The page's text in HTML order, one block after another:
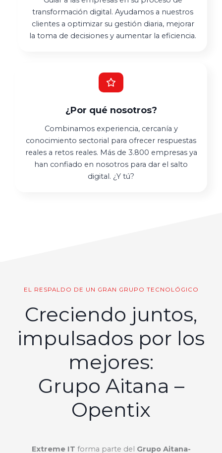
transformación digital. Ayudamos a nuestros
clientes a optimizar su gestión diaria, mejorar
la toma de decisiones y aumentar la eficiencia.
¿Por qué nosotros?
Combinamos experiencia, cercanía y
conocimiento sectorial para ofrecer respuestas
reales a retos reales. Más de 3.800 empresas ya
han confiado en nosotros para dar el salto
digital. ¿Y tú?
EL RESPALDO DE UN GRAN GRUPO TECNOLÓGICO
Creciendo juntos,
impulsados por los
mejores:
Grupo Aitana –
Opentix
Extreme IT forma parte del Grupo Aitana-